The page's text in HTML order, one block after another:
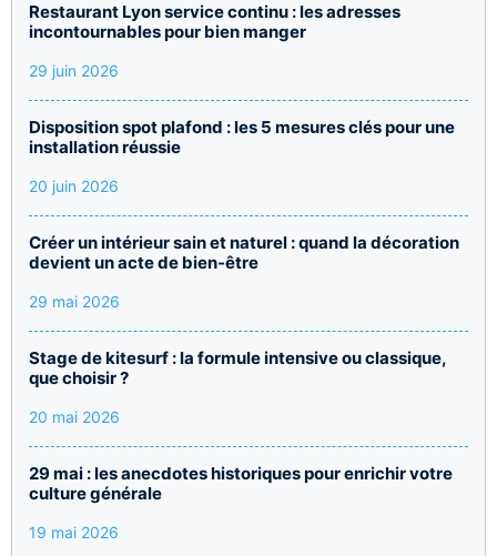
Restaurant Lyon service continu : les adresses
incontournables pour bien manger
29 juin 2026
Disposition spot plafond : les 5 mesures clés pour une
installation réussie
20 juin 2026
Créer un intérieur sain et naturel : quand la décoration
devient un acte de bien-être
29 mai 2026
Stage de kitesurf : la formule intensive ou classique,
que choisir ?
20 mai 2026
29 mai : les anecdotes historiques pour enrichir votre
culture générale
19 mai 2026